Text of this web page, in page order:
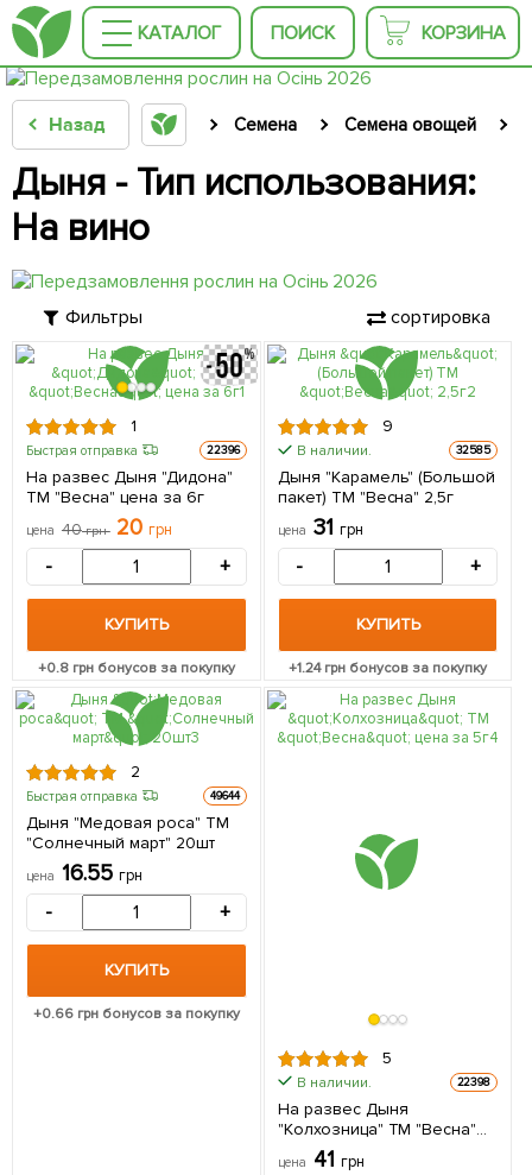
КАТАЛОГ ПОИСК КОРЗИНА
Назад Семена Семена овощей
Дыня - Тип использования:
На вино
Фильтры сортировка
1
Быстрая отправка 22396
На развес Дыня "Дидона"
ТМ "Весна" цена за 6г
цена 40грн 20 грн
- +
КУПИТЬ
+0.8 грн бонусов за покупку
9
В наличии. 32585
Дыня "Карамель" (Большой
пакет) ТМ "Весна" 2,5г
цена 31 грн
- +
КУПИТЬ
+1.24грн бонусов за покупку
2
Быстрая отправка 49644
Дыня "Медовая роса" ТМ
"Солнечный март" 20шт
цена 16.55 грн
- +
КУПИТЬ
+0.66 грн бонусов за покупку
5
В наличии. 22398
На развес Дыня
"Колхозница" ТМ "Весна"
цена за 5г
цена 41 грн